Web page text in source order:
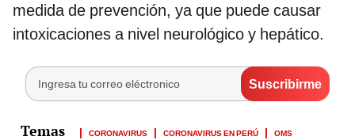
medida de prevención, ya que puede causar
intoxicaciones a nivel neurológico y hepático.
CORONAVIRUS CORONAVIRUS EN PERÚ OMS